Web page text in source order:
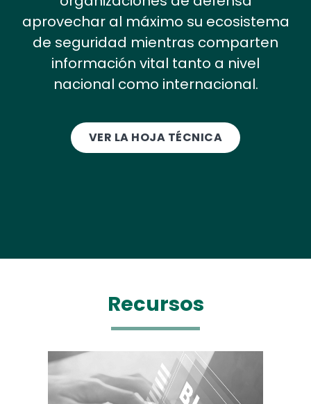
aprovechar al máximo su ecosistema
de seguridad mientras comparten
información vital tanto a nivel
nacional como internacional.
VER LA HOJA TÉCNICA
Recursos